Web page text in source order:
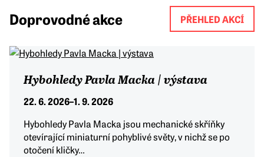
Doprovodné akce PŘEHLED AKCÍ
Hybohledy Pavla Macka | výstava
22. 6. 2026–1. 9. 2026
Hybohledy Pavla Macka jsou mechanické skříňky
otevírající miniaturní pohyblivé světy, v nichž se po
otočení kličky…